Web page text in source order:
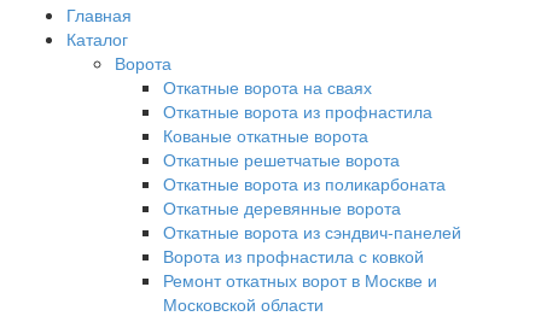
Главная
Каталог
Ворота
Откатные ворота на сваях
Откатные ворота из профнастила
Кованые откатные ворота
Откатные решетчатые ворота
Откатные ворота из поликарбоната
Откатные деревянные ворота
Откатные ворота из сэндвич-панелей
Ворота из профнастила с ковкой
Ремонт откатных ворот в Москве и
Московской области